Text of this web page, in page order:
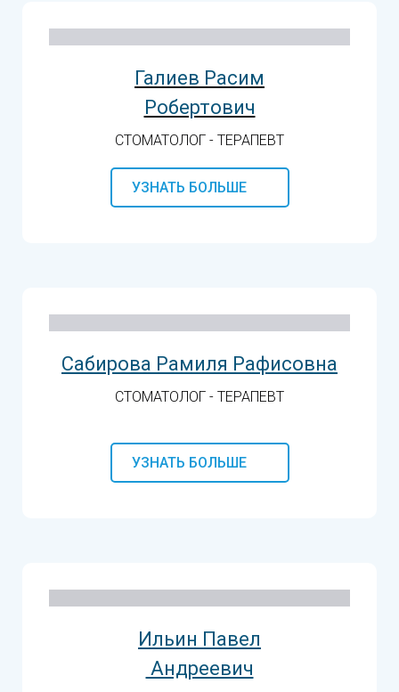
Галиев Расим
Робертович
СТОМАТОЛОГ - ТЕРАПЕВТ
УЗНАТЬ БОЛЬШЕ
Сабирова Рамиля Рафисовна
СТОМАТОЛОГ - ТЕРАПЕВТ
УЗНАТЬ БОЛЬШЕ
Ильин Павел
Андреевич